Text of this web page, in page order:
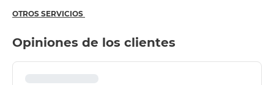
OTROS SERVICIOS
Opiniones de los clientes